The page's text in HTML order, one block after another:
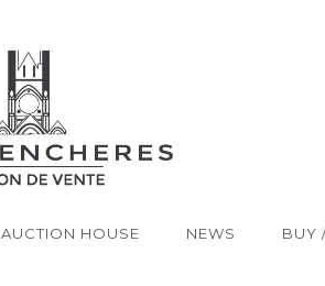
AUCTION HOUSE NEWS BUY